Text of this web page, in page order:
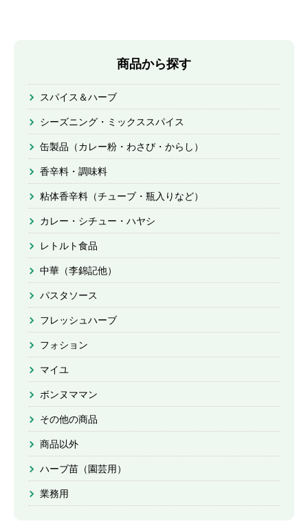
商品から探す
スパイス＆ハーブ
シーズニング・ミックススパイス
缶製品（カレー粉・わさび・からし）
香辛料・調味料
粘体香辛料（チューブ・瓶入りなど）
カレー・シチュー・ハヤシ
レトルト食品
中華（李錦記他）
パスタソース
フレッシュハーブ
フォション
マイユ
ボンヌママン
その他の商品
商品以外
ハーブ苗（園芸用）
業務用